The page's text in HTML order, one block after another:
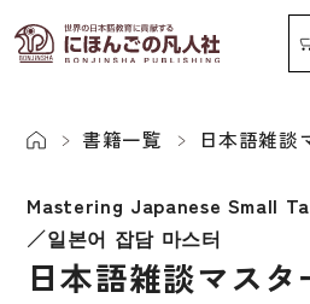
書籍一覧
お知らせ
イベント
本を
書籍一覧 日本語雑談
Mastering Japanese Small
／일본어 잡담 마스터
日本語雑談マスタ